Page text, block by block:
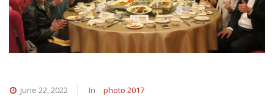
June 22, 2022 In photo 2017